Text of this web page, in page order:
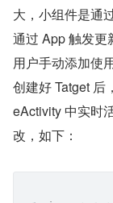
大，小组件是通
通过 App 触发更
用户手动添加使
创建好 Tatget 后
eActivity 中实时
改，如下：